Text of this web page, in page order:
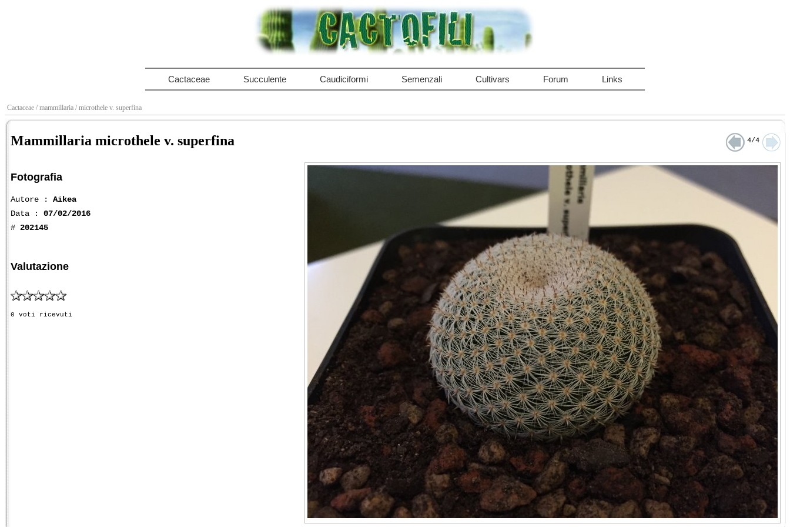
Cactaceae Succulente Caudiciformi Semenzali Cultivars Forum Links
Cactaceae / mammillaria / microthele v. superfina
Mammillaria microthele v. superfina 4/4
Fotografia
Autore : Aikea
Data : 07/02/2016
# 202145
Valutazione
0 voti ricevuti